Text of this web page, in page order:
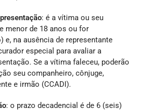
: é a vítima ou seu
menor de 18 anos ou for
e, na ausência de representante
especial para avaliar a
Se a vítima faleceu, poderão
seu companheiro, cônjuge,
e irmão (CCADI).
: o prazo decadencial é de 6 (seis)